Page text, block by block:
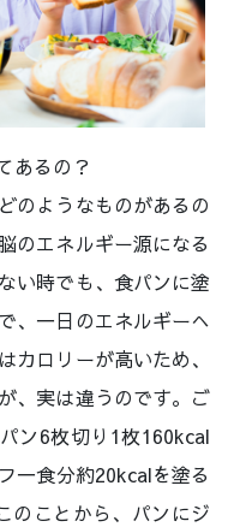
あるの？
のようなものがあるの
のエネルギー源になる
い時でも、食パンに塗
、一日のエネルギーへ
カロリーが高いため、
、実は違うのです。ご
ン6枚切り1枚160kcal
一食分約20kcalを塗る
のことから、パンにジ